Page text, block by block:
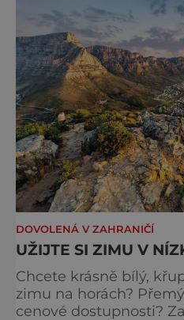
DOVOLENÁ V ZAHRANIČÍ
UŽIJTE SI ZIMU V
Chcete krásně bílý,
zimu na horách?
cenové dostupnosti?